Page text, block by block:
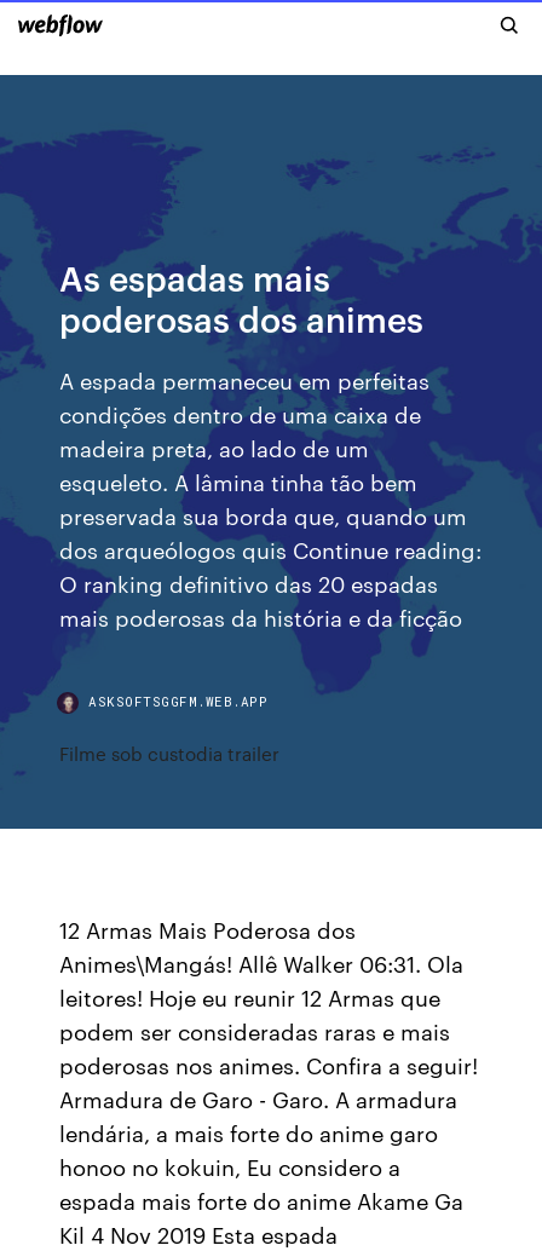
As espadas mais
poderosas dos animes
A espada permaneceu em perfeitas
condições dentro de uma caixa de
madeira preta, ao lado de um
esqueleto. A lâmina tinha tão bem
preservada sua borda que, quando um
dos arqueólogos quis Continue reading:
O ranking definitivo das 20 espadas
mais poderosas da história e da ficção
ASKSOFTSGGFM.WEB.APP
Filme sob custodia trailer
12 Armas Mais Poderosa dos
Animes\Mangás! Allê Walker 06:31. Ola
leitores! Hoje eu reunir 12 Armas que
podem ser consideradas raras e mais
poderosas nos animes. Confira a seguir!
Armadura de Garo - Garo. A armadura
lendária, a mais forte do anime garo
honoo no kokuin, Eu considero a
espada mais forte do anime Akame Ga
Kil 4 Nov 2019 Esta espada